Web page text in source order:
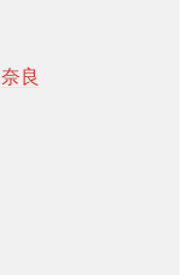
奈良